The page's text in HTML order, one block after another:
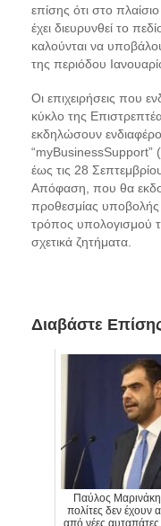
επίσης ότι στο
έχει διευρυνθεί το
καλούνται να
της περιόδου
Οι επιχειρήσεις που
κύκλο της
εκδηλώσουν
“myBusinessSupport” (
έως τις 28
Απόφαση, που θα
προθεσμίας
τρόπος υπολογισμού
σχετικά ζητήματα.
Διαβάστε
Παύλος
πολίτες δεν έχουν
από νέες